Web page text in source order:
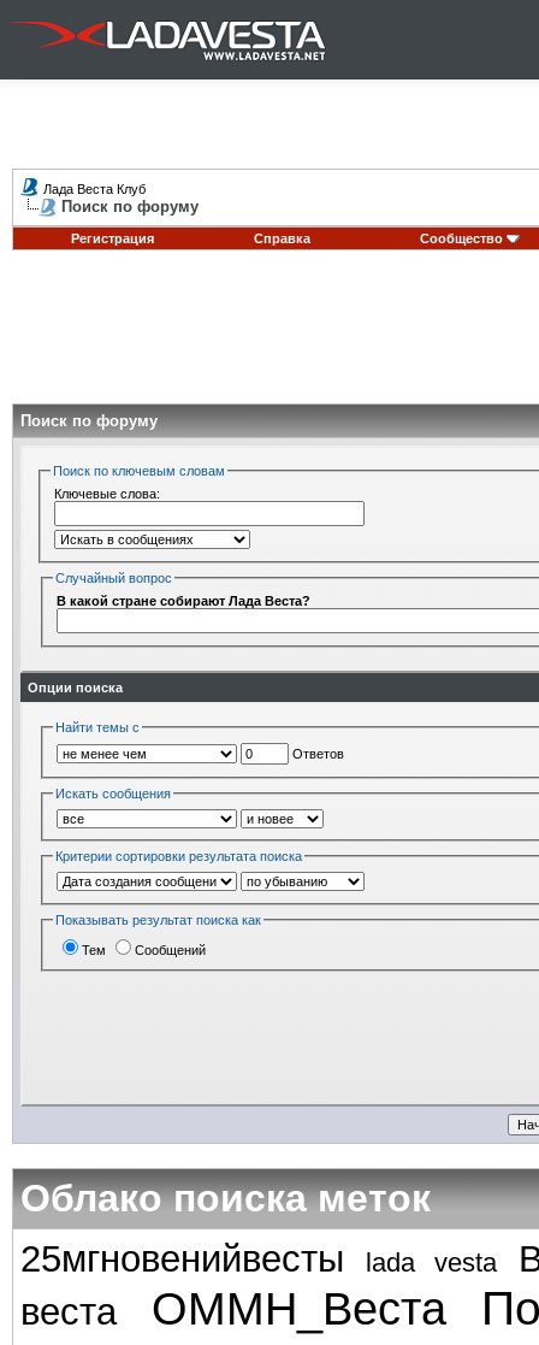
Лада Веста Клуб
Поиск по форуму
Регистрация Справка Сообщество
Поиск по форуму
Поиск по ключевым словам
Ключевые слова:
Случайный вопрос
В какой стране собирают Лада Веста?
Опции поиска
Найти темы с
Ответов
Искать сообщения
Критерии сортировки результата поиска
Показывать результат поиска как
Тем Сообщений
Облако поиска меток
25мгновенийвесты lada vesta
веста
ОММН_Веста